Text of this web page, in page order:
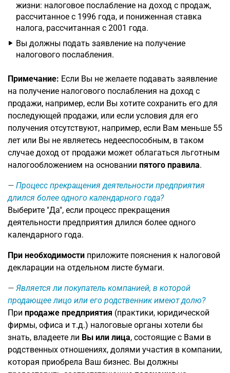
жизни: налоговое послабление на доход с продаж,
рассчитанное с 1996 года, и пониженная ставка
налога, рассчитанная с 2001 года.
Вы должны подать заявление на получение
налогового послабления.
Примечание: Если Вы не желаете подавать заявление
на получение налогового послабления на доход с
продажи, например, если Вы хотите сохранить его для
последующей продажи, или если условия для его
получения отсутствуют, например, если Вам меньше 55
лет или Вы не являетесь недееспособным, в таком
случае доход от продажи может облагаться льготным
налогообложением на основании пятого правила.
Процесс прекращения деятельности предприятия
длился более одного календарного года?
Выберите "Да", если процесс прекращения
деятельности предприятия длился более одного
календарного года.
При необходимости приложите пояснения к налоговой
декларации на отдельном листе бумаги.
Является ли покупатель компанией, в которой
продающее лицо или его родственник имеют долю?
При продаже предприятия (практики, юридической
фирмы, офиса и т.д.) налоговые органы хотели бы
знать, владеете ли Вы или лица, состоящие с Вами в
родственных отношениях, долями участия в компании,
которая приобрела Ваш бизнес. Вы должны